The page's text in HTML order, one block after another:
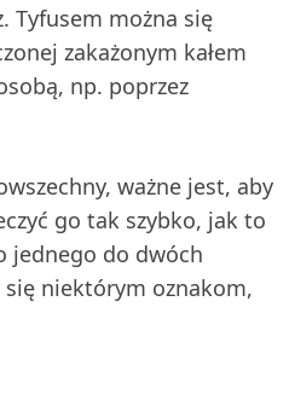
Tyfusem można się
zakażonym kałem
np. poprzez
ważne jest, aby
go tak szybko, jak to
jednego do dwóch
niektórym oznakom,